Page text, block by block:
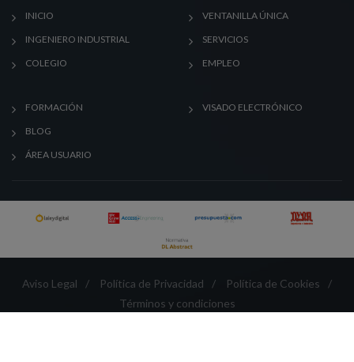
INICIO
INGENIERO INDUSTRIAL
COLEGIO
VENTANILLA ÚNICA
SERVICIOS
EMPLEO
FORMACIÓN
BLOG
ÁREA USUARIO
VISADO ELECTRÓNICO
Aviso Legal / Política de Privacidad / Política de Cookies
/
Términos y condiciones